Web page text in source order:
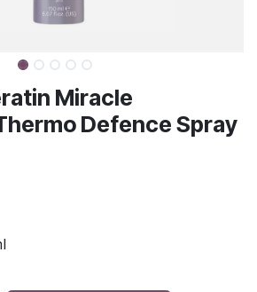
Miracle
Defence Spray